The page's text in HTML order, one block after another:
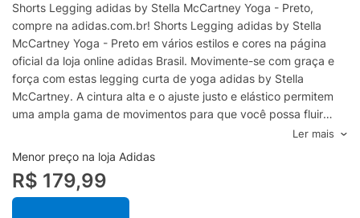
Shorts Legging adidas by Stella McCartney Yoga - Preto,
compre na adidas.com.br! Shorts Legging adidas by Stella
McCartney Yoga - Preto em vários estilos e cores na página
oficial da loja online adidas Brasil. Movimente-se com graça e
força com estas legging curta de yoga adidas by Stella
McCartney. A cintura alta e o ajuste justo e elástico permitem
uma ampla gama de movimentos para que você possa fluir
suavemente de uma pose para outra. O tecido confortável e os
cortes que valorizam a silhueta ajudam você a praticar desde a
primeira Saudação ao Sol até a Savasana final. CLIMACOOL
absorve e dispersa o suor para um desempenho fresco, seco e
sem distrações. CLIMACOOL ajuda você a controlar o suor com
Ler mais
Menor preço na loja Adidas
R$ 179,99